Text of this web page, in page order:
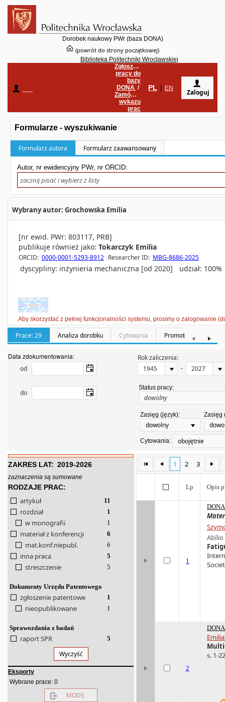
Dorobek naukowy PWr (baza DONA)
(powrót do strony początkowej)
Biblioteka Politechniki Wrocławskiej
Zgłoszenie
pracy do
bazy
DONA /
Zamówienie
wykazu
prac
PL EN Zaloguj
Formularze - wyszukiwanie
Formularz autora Formularz zaawansowany
Autor, nr ewidencyjny PWr, nr ORCID:
Wybrany autor: Grochowska Emilia
[nr ewid. PWr: 803117, PRB]
publikuje również jako: Tokarczyk Emilia
ORCID: 0000-0001-5293-8912 Researcher ID: MBG-8686-2025
dyscypliny: inżynieria mechaniczna [od 2020] udział: 100%
Aby skorzystać z pełnej funkcjonalności systemu, prosimy o zalogowanie
Prace: 29 Analiza dorobku Cytowania Promotorstwa: 0
Data zdokumentowania:
od
Rok zaliczenia:
-
do
Status pracy:
Zasięg (język):
dowolny
Zasięg
Cytowania: obojętnie
ZAKRES LAT: 2019-2026
zaznaczenia są sumowane
RODZAJE PRAC:
artykuł 11
rozdział 1
w monografii 1
materiał z konferencji 6
mat.konf.niepubl. 6
inna praca 5
streszczenie 5
Dokumenty Urzędu Patentowego
zgłoszenie patentowe 1
nieopublikowane 1
Sprawozdania z badań
raport SPR 5
Wyczyść
Eksporty
Wybrane prace: 0
MODS
1 2 3
Lp Opis
1
Abílio
2
s. 1-